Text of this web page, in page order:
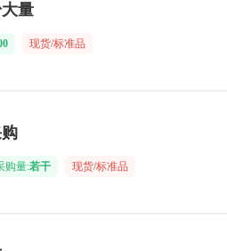
量
现货/标准品
购量:若干 现货/标准品